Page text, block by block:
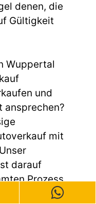
denen, die
Gültigkeit
Wuppertal
und
ansprechen?
mit
darauf
Prozess
zu